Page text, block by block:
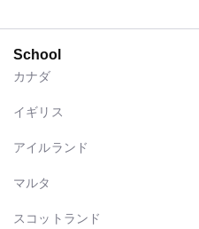
School
カナダ
イギリス
アイルランド
マルタ
スコットランド